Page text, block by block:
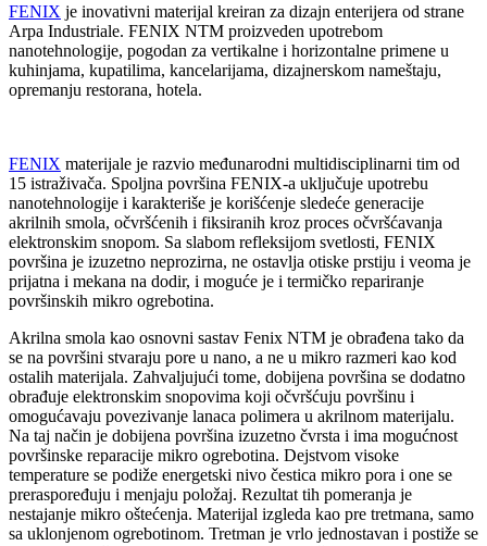
FENIX je inovativni materijal kreiran za dizajn enterijera od strane
Arpa Industriale. FENIX NTM proizveden upotrebom
nanotehnologije, pogodan za vertikalne i horizontalne primene u
kuhinjama, kupatilima, kancelarijama, dizajnerskom nameštaju,
opremanju restorana, hotela.
FENIX materijale je razvio međunarodni multidisciplinarni tim od
15 istraživača. Spoljna površina FENIX-a uključuje upotrebu
nanotehnologije i karakteriše je korišćenje sledeće generacije
akrilnih smola, očvršćenih i fiksiranih kroz proces očvršćavanja
elektronskim snopom. Sa slabom refleksijom svetlosti, FENIX
površina je izuzetno neprozirna, ne ostavlja otiske prstiju i veoma je
prijatna i mekana na dodir, i moguće je i termičko repariranje
površinskih mikro ogrebotina.
Akrilna smola kao osnovni sastav Fenix NTM je obrađena tako da
se na površini stvaraju pore u nano, a ne u mikro razmeri kao kod
ostalih materijala. Zahvaljujući tome, dobijena površina se dodatno
obrađuje elektronskim snopovima koji očvršćuju površinu i
omogućavaju povezivanje lanaca polimera u akrilnom materijalu.
Na taj način je dobijena površina izuzetno čvrsta i ima mogućnost
površinske reparacije mikro ogrebotina. Dejstvom visoke
temperature se podiže energetski nivo čestica mikro pora i one se
preraspoređuju i menjaju položaj. Rezultat tih pomeranja je
nestajanje mikro oštećenja. Materijal izgleda kao pre tretmana, samo
sa uklonjenom ogrebotinom. Tretman je vrlo jednostavan i postiže se